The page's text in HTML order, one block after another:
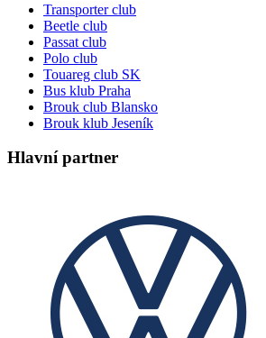
Transporter club
Beetle club
Passat club
Polo club
Touareg club SK
Bus klub Praha
Brouk club Blansko
Brouk klub Jeseník
Hlavní partner